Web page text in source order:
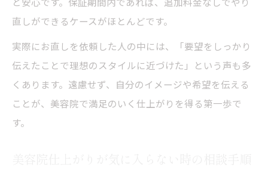
直しができるケースがほとんどです。
実際にお直しを依頼した人の中には、「要望をしっかり
伝えたことで理想のスタイルに近づけた」という声も多
くあります。遠慮せず、自分のイメージや希望を伝える
ことが、美容院で満足のいく仕上がりを得る第一歩で
す。